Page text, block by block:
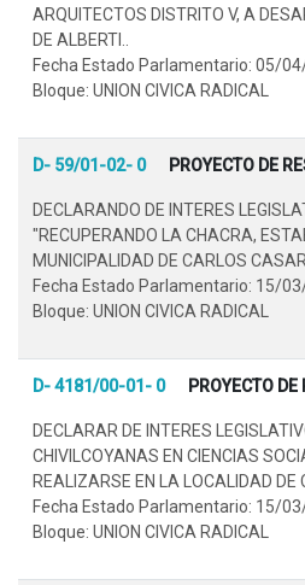
ARQUITECTOS DISTRITO V, A
DE ALBERTI..
Fecha Estado Parlamentario: 05/
Bloque: UNION CIVICA RADICAL
D- 59/01-02- 0 PROYECTO DE
DECLARANDO DE INTERES
"RECUPERANDO LA CHACRA,
MUNICIPALIDAD DE CARLOS
Fecha Estado Parlamentario: 15/
Bloque: UNION CIVICA RADICAL
D- 4181/00-01- 0 PROYECTO DE
DECLARAR DE INTERES
CHIVILCOYANAS EN CIENCIAS
REALIZARSE EN LA LOCALIDAD DE
Fecha Estado Parlamentario: 15/
Bloque: UNION CIVICA RADICAL